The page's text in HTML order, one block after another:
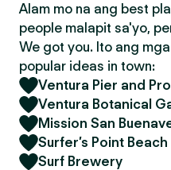
Alam mo na ang best
people malapit sa'yo,
We got you. Ito ang
popular ideas in town:
Ventura Pier and
Ventura Botanical
Mission San
Surfer’s Point Beach
Surf Brewery